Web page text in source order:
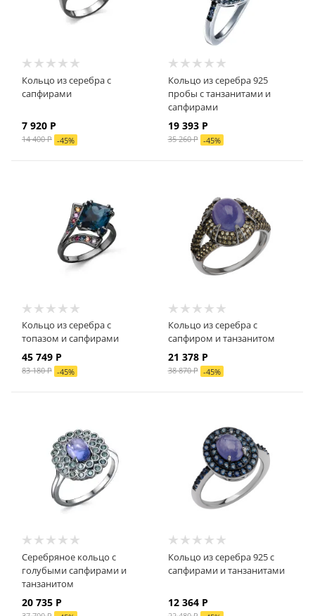
Кольцо из серебра с
сапфирами
7 920 Р
14 400 Р -45%
Кольцо из серебра 925
пробы с танзанитами и
сапфирами
19 393 Р
35 260 Р -45%
Кольцо из серебра с
топазом и сапфирами
45 749 Р
83 180 Р -45%
Кольцо из серебра с
сапфиром и танзанитом
21 378 Р
38 870 Р -45%
Серебряное кольцо с
голубыми сапфирами и
танзанитом
20 735 Р
Кольцо из серебра 925 с
сапфирами и танзанитами
12 364 Р